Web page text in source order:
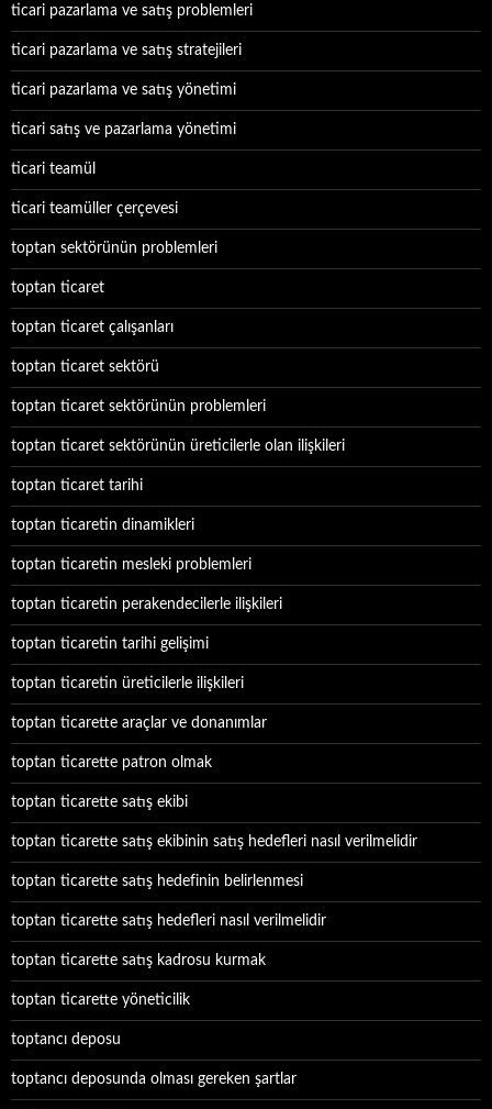
ticari pazarlama ve satış problemleri
ticari pazarlama ve satış stratejileri
ticari pazarlama ve satış yönetimi
ticari satış ve pazarlama yönetimi
ticari teamül
ticari teamüller çerçevesi
toptan sektörünün problemleri
toptan ticaret
toptan ticaret çalışanları
toptan ticaret sektörü
toptan ticaret sektörünün problemleri
toptan ticaret sektörünün üreticilerle olan ilişkileri
toptan ticaret tarihi
toptan ticaretin dinamikleri
toptan ticaretin mesleki problemleri
toptan ticaretin perakendecilerle ilişkileri
toptan ticaretin tarihi gelişimi
toptan ticaretin üreticilerle ilişkileri
toptan ticarette araçlar ve donanımlar
toptan ticarette patron olmak
toptan ticarette satış ekibi
toptan ticarette satış ekibinin satış hedefleri nasıl verilmelidir
toptan ticarette satış hedefinin belirlenmesi
toptan ticarette satış hedefleri nasıl verilmelidir
toptan ticarette satış kadrosu kurmak
toptan ticarette yöneticilik
toptancı deposu
toptancı deposunda olması gereken şartlar